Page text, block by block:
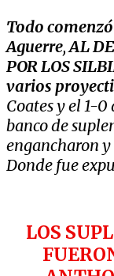
Todo comenzó
Aguerre,AL
POR LOS
varios
Coates y el 1-
banco de
engancharon y
Donde fue
LOS